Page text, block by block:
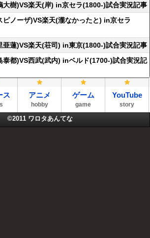
大樹)VS楽天(岸) in京セラ(1800-)試合実況記事
ノーザ)VS楽天(瀧なかったと) in京セラ
亜蓮)VS楽天(荘司) in東京(1800-)試合実況記事
泰都)VS西武(武内) inベルド(1700-)試合実況記
ス アニメ
hobby
ゲーム
game
YouTube
story
©2011 ワロタあんてな